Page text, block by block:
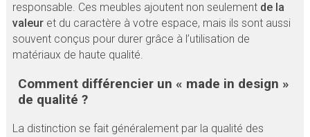
responsable. Ces meubles ajoutent non seulement de la
valeuret du caractère à votre espace, mais ils sont aussi
souvent conçus pour durer grâce à l’utilisation de
matériaux de haute qualité.
Comment différencier un « made in design »
de qualité ?
La distinction se fait généralement par la qualité des